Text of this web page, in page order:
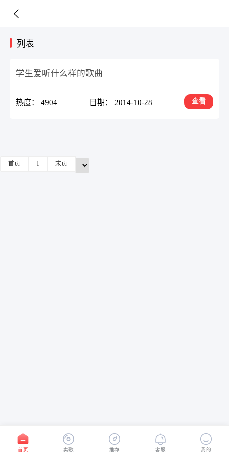
列表
学生爱听什么样的歌曲
热度： 4904 日期： 2014-10-28 查看
首页 1 末页
首页 卖歌 推荐 客服 我的